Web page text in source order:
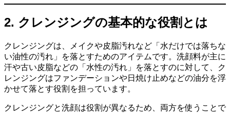
2. クレンジングの基本的な役割とは
クレンジングは、メイクや皮脂汚れなど「水だけでは落ちな
い油性の汚れ」を落とすためのアイテムです。洗顔料が主に
汗や古い皮脂などの「水性の汚れ」を落とすのに対して、ク
レンジングはファンデーションや日焼け止めなどの油分を浮
かせて落とす役割を担っています。
クレンジングと洗顔は役割が異なるため、両方を使うことで